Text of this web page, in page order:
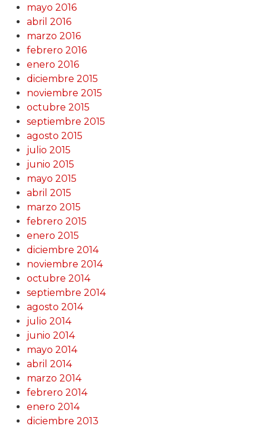
mayo 2016
abril 2016
marzo 2016
febrero 2016
enero 2016
diciembre 2015
noviembre 2015
octubre 2015
septiembre 2015
agosto 2015
julio 2015
junio 2015
mayo 2015
abril 2015
marzo 2015
febrero 2015
enero 2015
diciembre 2014
noviembre 2014
octubre 2014
septiembre 2014
agosto 2014
julio 2014
junio 2014
mayo 2014
abril 2014
marzo 2014
febrero 2014
enero 2014
diciembre 2013